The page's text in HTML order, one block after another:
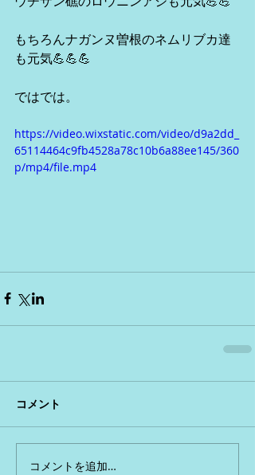
もちろんナガンヌ曽根のネムリブカ達
も元気💪💪💪
ではでは。
https://video.wixstatic.com/video/d9a2dd_
65114464c9fb4528a78c10b6a88ee145/360
p/mp4/file.mp4
コメント
コメントを追加…